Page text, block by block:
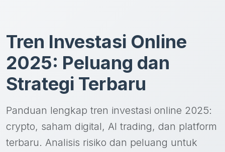
Tren Investasi Online
2025: Peluang dan
Strategi Terbaru
Panduan lengkap tren investasi online 2025:
crypto, saham digital, AI trading, dan platform
terbaru. Analisis risiko dan peluang untuk